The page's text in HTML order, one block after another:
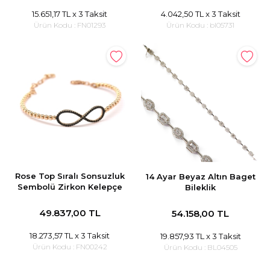
15.651,17 TL x 3 Taksit
Ürün Kodu : FN01293
4.042,50 TL x 3 Taksit
Ürün Kodu : bl05731
Rose Top Sıralı Sonsuzluk
Sembolü Zirkon Kelepçe
49.837,00 TL
18.273,57 TLx 3 Taksit
Ürün Kodu : FN00242
14 Ayar Beyaz Altın Baget
Bileklik
54.158,00 TL
19.857,93 TL x 3 Taksit
Ürün Kodu : BL04505